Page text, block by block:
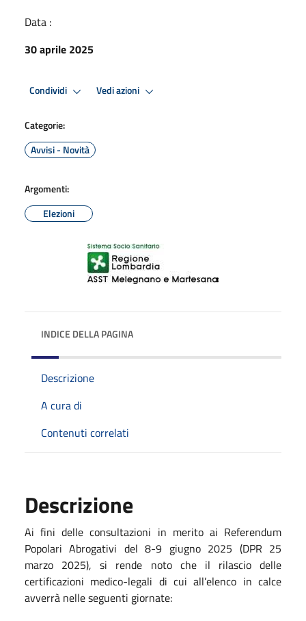
Data :
30 aprile 2025
Condividi Vedi azioni
Categorie:
Avvisi - Novità
Argomenti:
Elezioni
INDICE DELLA PAGINA
Descrizione
A cura di
Contenuti correlati
Descrizione
Ai fini delle consultazioni in merito ai Referendum
Popolari Abrogativi del 8-9 giugno 2025 (DPR 25
marzo 2025), si rende noto che il rilascio delle
certificazioni medico-legali di cui all’elenco in calce
avverrà nelle seguenti giornate: